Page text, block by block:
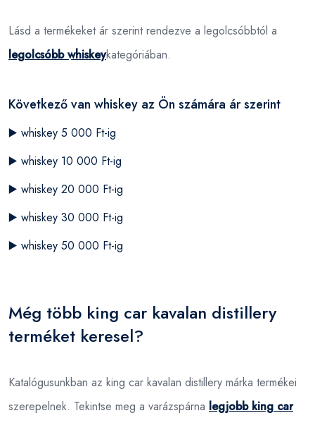
Lásd a termékeket ár szerint rendezve a legolcsóbbtól a
legolcsóbb whiskeykategóriában.
Következő van whiskey az Ön számára ár szerint
▶️ whiskey 5 000 Ft-ig
▶️ whiskey 10 000 Ft-ig
▶️ whiskey 20 000 Ft-ig
▶️ whiskey 30 000 Ft-ig
▶️ whiskey 50 000 Ft-ig
Még több king car kavalan distillery
terméket keresel?
Katalógusunkban az king car kavalan distillery márka termékei
szerepelnek. Tekintse meg a varázspárna legjobb king car